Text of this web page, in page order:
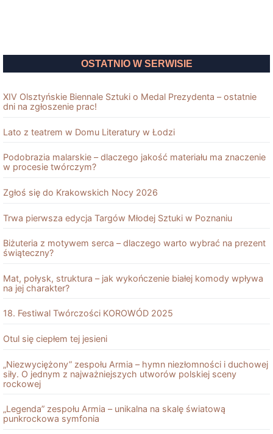
OSTATNIO W SERWISIE
XIV Olsztyńskie Biennale Sztuki o Medal Prezydenta – ostatnie
dni na zgłoszenie prac!
Lato z teatrem w Domu Literatury w Łodzi
Podobrazia malarskie – dlaczego jakość materiału ma znaczenie
w procesie twórczym?
Zgłoś się do Krakowskich Nocy 2026
Trwa pierwsza edycja Targów Młodej Sztuki w Poznaniu
Biżuteria z motywem serca – dlaczego warto wybrać na prezent
świąteczny?
Mat, połysk, struktura – jak wykończenie białej komody wpływa
na jej charakter?
18. Festiwal Twórczości KOROWÓD 2025
Otul się ciepłem tej jesieni
„Niezwyciężony” zespołu Armia – hymn niezłomności i duchowej
siły. O jednym z najważniejszych utworów polskiej sceny
rockowej
„Legenda” zespołu Armia – unikalna na skalę światową
punkrockowa symfonia